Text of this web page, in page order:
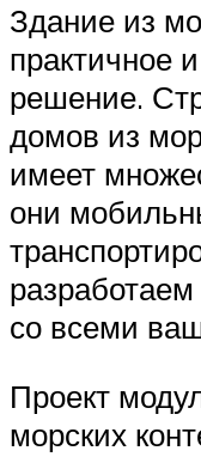
Здание из
практичное
решение.
домов из
имеет
они
разработаем
со всеми
Проект
морских